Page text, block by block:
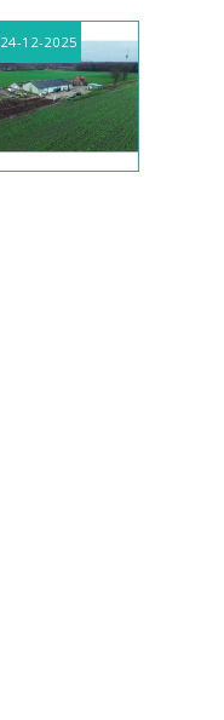
24-12-2025